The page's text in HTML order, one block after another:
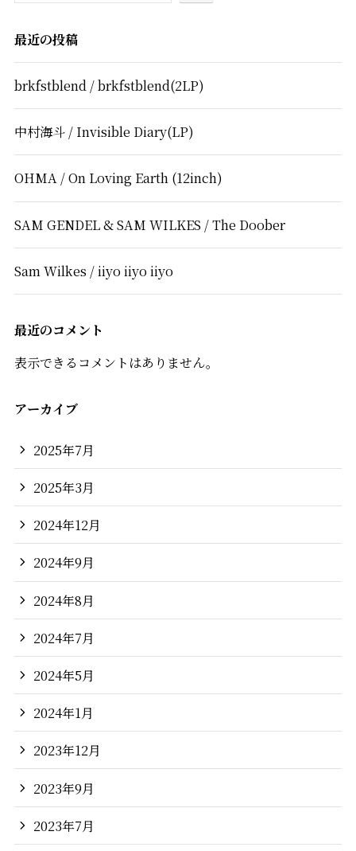
最近の投稿
brkfstblend / brkfstblend(2LP)
中村海斗 / Invisible Diary(LP)
OHMA / On Loving Earth (12inch)
SAM GENDEL & SAM WILKES / The Doober
Sam Wilkes / iiyo iiyo iiyo
最近のコメント
表示できるコメントはありません。
アーカイブ
2025年7月
2025年3月
2024年12月
2024年9月
2024年8月
2024年7月
2024年5月
2024年1月
2023年12月
2023年9月
2023年7月